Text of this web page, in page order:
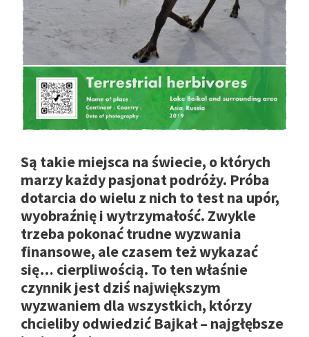
Są takie miejsca na świecie, o których
marzy każdy pasjonat podróży. Próba
dotarcia do wielu z nich to test na upór,
wyobraźnię i wytrzymałość. Zwykle
trzeba pokonać trudne wyzwania
finansowe, ale czasem też wykazać
się… cierpliwością. To ten właśnie
czynnik jest dziś największym
wyzwaniem dla wszystkich, którzy
chcieliby odwiedzić Bajkał – najgłębsze